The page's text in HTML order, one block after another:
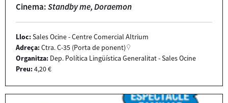
Cinema:Standby me, Doraemon
Lloc:Sales Ocine - Centre Comercial Altrium
Adreça:Ctra. C-35 (Porta de ponent)
Organitza: Dep. Política Lingüística Generalitat - Sales Ocine
Preu:4,20 €